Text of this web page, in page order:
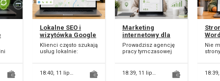
albo
Lokalne SEO i
wizytówka Google
dla firm z Lublina
Klienci często szukają
usług lokalnie:
nazwę usługi i miasto,
np. “fryzjer Lublin”,...
18:40, 11 lipca
Marketing
internetowy dla
agencji pracy i
rekrutacji
Prowadzisz agencję
pracy tymczasowej
szukasz więcej
zgłoszeń od
kandydatów? Po...
18:39, 11 lipca
dni
Nie
nie
18:39,